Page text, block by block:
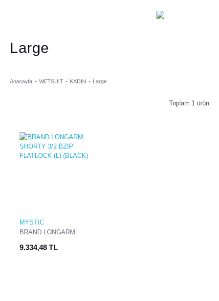
Large
Anasayfa WETSUIT KADIN Large
Toplam 1 ürün
MYSTIC
BRAND LONGARM
FLATLOCK (L) (BLACK)
9.334,48 TL